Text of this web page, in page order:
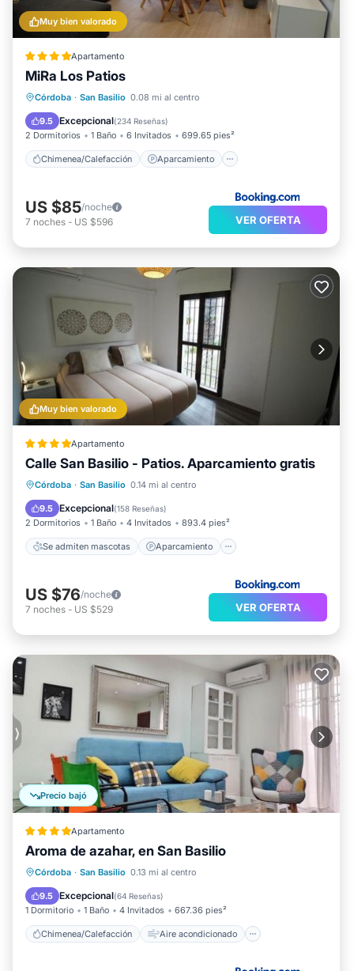
Muy bien valorado
Apartamento
MiRa Los Patios
Córdoba · San Basilio 0.08 mi al centro
9.5 Excepcional(234 Reseñas)
2 Dormitorios 1 Baño 6 Invitados 699.65 pies²
Chimenea/Calefacción Aparcamiento
Chimenea/Calefacción
Aire acondicionado
US $85/noche
7 noches - US $596 VER OFERTA
Muy bien valorado
Apartamento
Calle San Basilio - Patios. Aparcamiento gratis
Córdoba · San Basilio 0.14 mi al centro
9.5 Excepcional(158 Reseñas)
2 Dormitorios 1 Baño 4 Invitados 893.4 pies²
Se admiten mascotas Aparcamiento
Se admiten mascotas
Aire acondicionado
US $76/noche
7 noches - US $529 VER OFERTA
Precio bajó
Apartamento
Aroma de azahar, en San Basilio
Córdoba · San Basilio 0.13 mi al centro
9.5 Excepcional(64 Reseñas)
1 Dormitorio 1 Baño 4 Invitados 667.36 pies²
Chimenea/Calefacción Aire acondicionado
Chimenea/Calefacción
Aire acondicionado
Internet
Apto para niños